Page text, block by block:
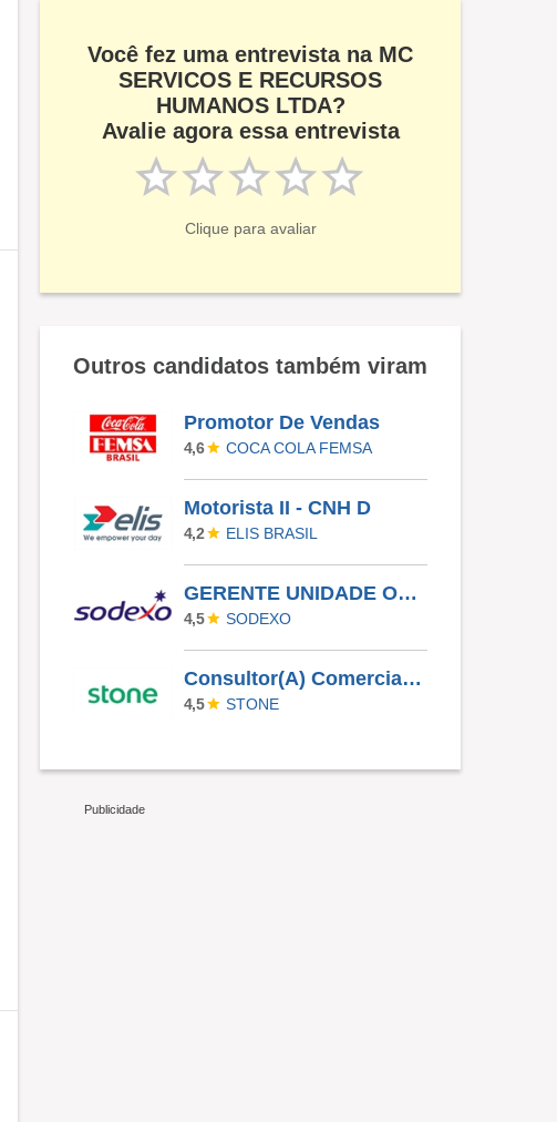
Você fez uma entrevista na MC
SERVICOS E RECURSOS
HUMANOS LTDA?
Avalie agora essa entrevista
Clique para avaliar
Outros candidatos também viram
Promotor De Vendas
4,6 COCA COLA FEMSA
Motorista II - CNH D
4,2 ELIS BRASIL
GERENTE UNIDADE OPERACIONAL I - UAN
4,5 SODEXO
Consultor(A) Comercial Externo
4,5 STONE